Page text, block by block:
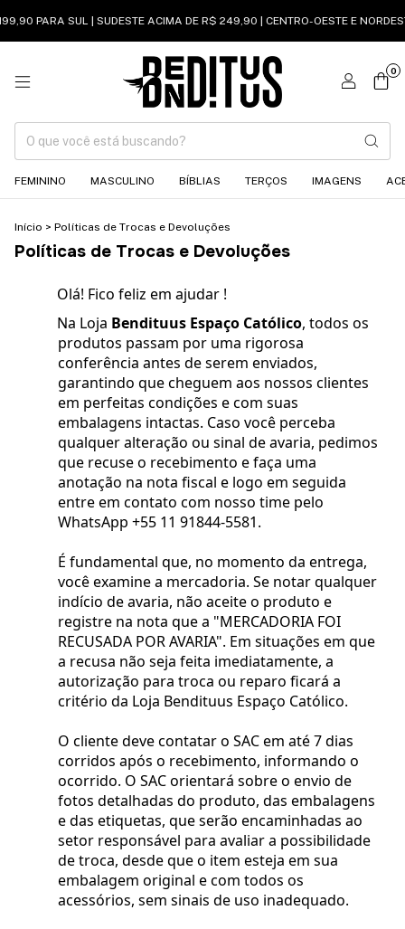
PARA SUL | SUDESTE ACIMA DE R$ 249,90 | CENTRO-OESTE E
0
FEMININO MASCULINO BÍBLIAS TERÇOS IMAGENS
Início > Políticas de Trocas e Devoluções
Políticas de Trocas e Devoluções
Olá! Fico feliz em ajudar !
Na Loja Bendituus Espaço Católico, todos os
produtos passam por uma rigorosa
conferência antes de serem enviados,
garantindo que cheguem aos nossos clientes
em perfeitas condições e com suas
embalagens intactas. Caso você perceba
qualquer alteração ou sinal de avaria, pedimos
que recuse o recebimento e faça uma
anotação na nota fiscal e logo em seguida
entre em contato com nosso time pelo
WhatsApp +55 11 91844-5581.
É fundamental que, no momento da entrega,
você examine a mercadoria. Se notar qualquer
indício de avaria, não aceite o produto e
registre na nota que a "MERCADORIA FOI
RECUSADA POR AVARIA". Em situações em que
a recusa não seja feita imediatamente, a
autorização para troca ou reparo ficará a
critério da Loja Bendituus Espaço Católico.
O cliente deve contatar o SAC em até 7 dias
corridos após o recebimento, informando o
ocorrido. O SAC orientará sobre o envio de
fotos detalhadas do produto, das embalagens
e das etiquetas, que serão encaminhadas ao
setor responsável para avaliar a possibilidade
de troca, desde que o item esteja em sua
embalagem original e com todos os
acessórios, sem sinais de uso inadequado.